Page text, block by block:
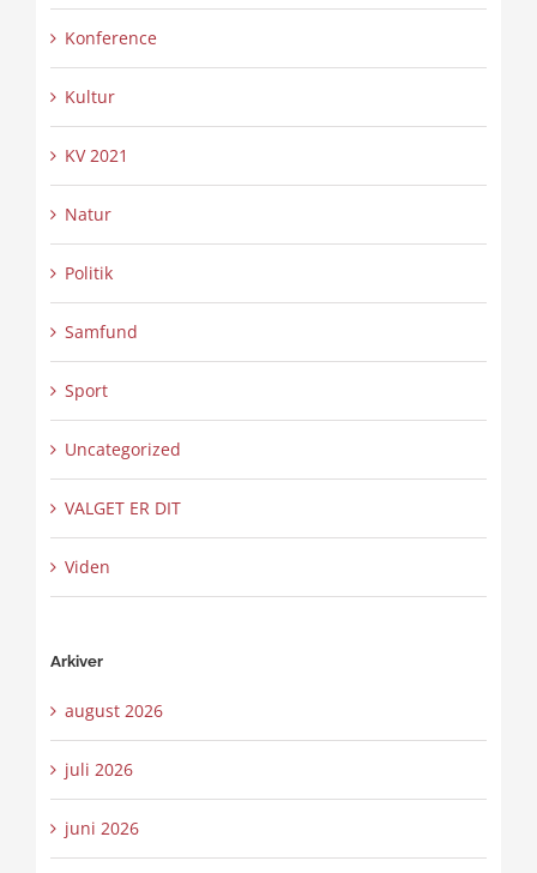
Konference
Kultur
KV 2021
Natur
Politik
Samfund
Sport
Uncategorized
VALGET ER DIT
Viden
Arkiver
august 2026
juli 2026
juni 2026